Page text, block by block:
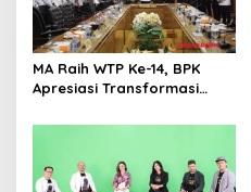
MA Raih WTP Ke-14, BPK
Apresiasi Transformasi